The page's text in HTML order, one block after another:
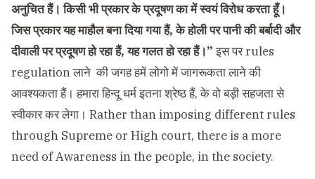
अनुचित हैं। किसी भी प्रकार के प्रदूषण का में स्वयं विरोध करता हूँ।
जिस प्रकार यह माहौल बना दिया गया हैं, के होली पर पानी की बर्बादी और
दीवाली पर प्रदूषण हो रहा हैं, यह गलत हो रहा हैं।”इस पर rules
regulation लाने की जगह हमें लोगो में जागरूकता लाने की
आवश्यकता हैं। हमारा हिन्दू धर्म इतना श्रेष्ठ हैं, के वो बड़ी सहजता से
स्वीकार कर लेगा। Rather than imposing different rules
through Supreme or High court, there is a more
need of Awareness in the people, in the society.